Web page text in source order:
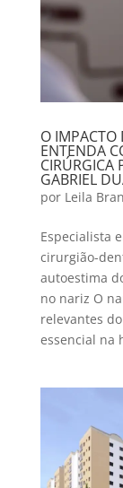
O IMPACTO
ENTENDA
CIRÚRGICA
GABRIEL
por Leila
Especialista
cirurgião-
autoestima
no nariz O
relevantes
essencial na